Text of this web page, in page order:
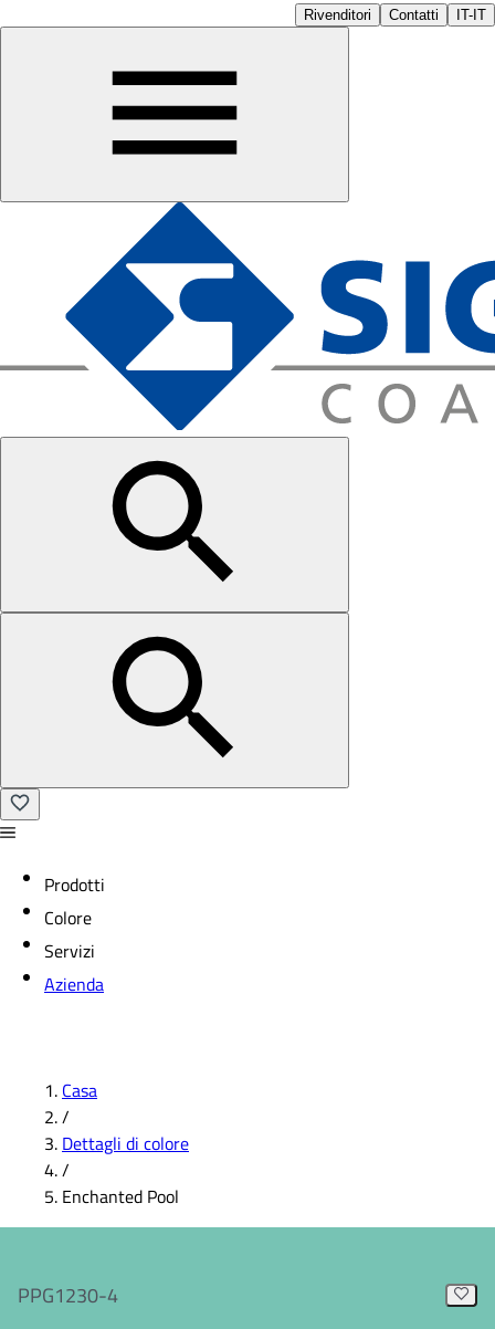
Rivenditori Contatti IT-IT
Prodotti
Colore
Servizi
Azienda
Casa
/
Dettagli di colore
/
Enchanted Pool
PPG1230-4